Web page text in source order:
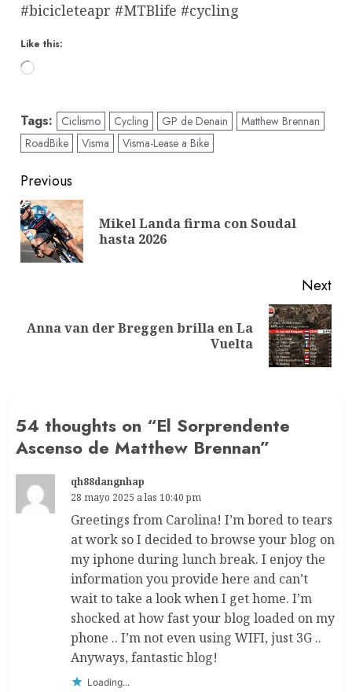
#bicicleteapr #MTBlife #cycling
Like this:
Loading…
Tags: Ciclismo Cycling GP de Denain
Matthew Brennan
RoadBike
Visma Visma-Lease a Bike
Post
navigation
Previous
Mikel Landa firma con Soudal
hasta 2026
Next
Next
Anna van der Breggen brilla en La
Vuelta
54 thoughts on “El Sorprendente
Ascenso de Matthew Brennan”
qh88dangnhap
28 mayo 2025 a las 10:40 pm
Greetings from Carolina! I’m bored to tears
at work so I decided to browse your blog on
my iphone during lunch break. I enjoy the
information you provide here and can’t
wait to take a look when I get home. I’m
shocked at how fast your blog loaded on my
phone .. I’m not even using WIFI, just 3G ..
Anyways, fantastic blog!
Loading...